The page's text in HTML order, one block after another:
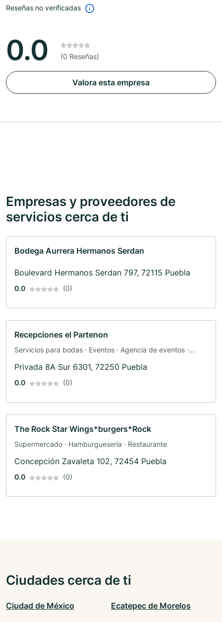
Reseñas no verificadas
0.0 (0 Reseñas)
Valora esta empresa
Empresas y proveedores de
servicios cerca de ti
Bodega Aurrera Hermanos Serdan
Boulevard Hermanos Serdan 797, 72115 Puebla
0.0 (0)
Recepciones el Partenon
Servicios para bodas · Eventos · Agencia de eventos ·
Privada 8A Sur 6301, 72250 Puebla
0.0 (0)
The Rock Star Wings*burgers*Rock
Supermercado · Hamburguesería · Restaurante
Concepción Zavaleta 102, 72454 Puebla
0.0 (0)
Ciudades cerca de ti
Ciudad de México Ecatepec de Morelos